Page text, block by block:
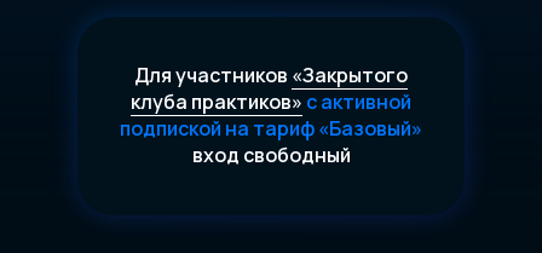
Для участников «Закрытого
клуба практиков» с активной
подпиской на тариф «Базовый»
вход свободный